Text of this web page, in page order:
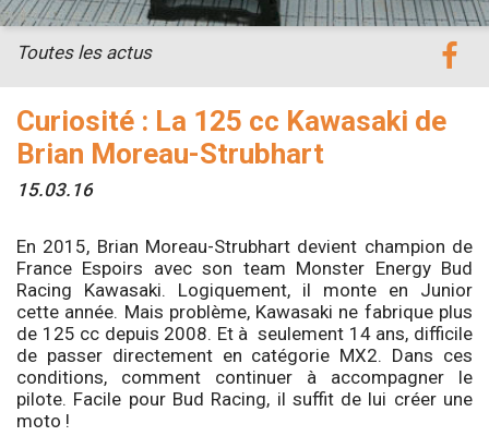
Curiosité : La 125 cc Kawasaki de
Brian Moreau-Strubhart
15.03.16
Toutes les actus
En 2015, Brian Moreau-Strubhart devient champion de
France Espoirs avec son team Monster Energy Bud
Racing Kawasaki. Logiquement, il monte en Junior
cette année. Mais problème, Kawasaki ne fabrique plus
de 125 cc depuis 2008. Et à seulement 14 ans, difficile
de passer directement en catégorie MX2. Dans ces
conditions, comment continuer à accompagner le
pilote. Facile pour Bud Racing, il suffit de lui créer une
moto !